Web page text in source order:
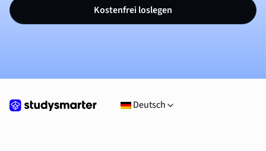
Kostenfrei loslegen
Deutsch